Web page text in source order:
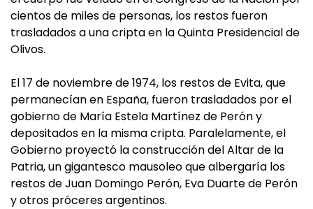
cientos de miles de personas, los restos fueron
trasladados a una cripta en la Quinta Presidencial de
Olivos.
El 17 de noviembre de 1974, los restos de Evita, que
permanecían en España, fueron trasladados por el
gobierno de María Estela Martínez de Perón y
depositados en la misma cripta. Paralelamente, el
Gobierno proyectó la construcción del Altar de la
Patria, un gigantesco mausoleo que albergaría los
restos de Juan Domingo Perón, Eva Duarte de Perón
y otros próceres argentinos.